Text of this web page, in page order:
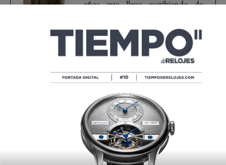
años que llevo escribiendo de
del modo más ameno posible.
Baume et Mercier Riviera